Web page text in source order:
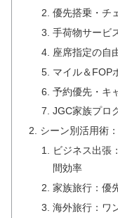
優先搭乗・チ
手荷物サービ
座席指定の自
マイル＆FOP
予約優先・キ
JGC家族プロ
シーン別活用術
ビジネス出張
間効率
家族旅行：優
海外旅行：ワ